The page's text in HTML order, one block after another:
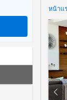
หน้าแ